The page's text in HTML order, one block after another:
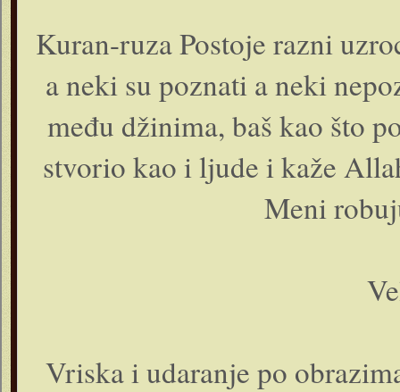
Kuran-ruza Postoje razni
a neki su poznati a neki
među džinima, baš kao što
stvorio kao i ljude i kaže
Meni
Vriska i udaranje po